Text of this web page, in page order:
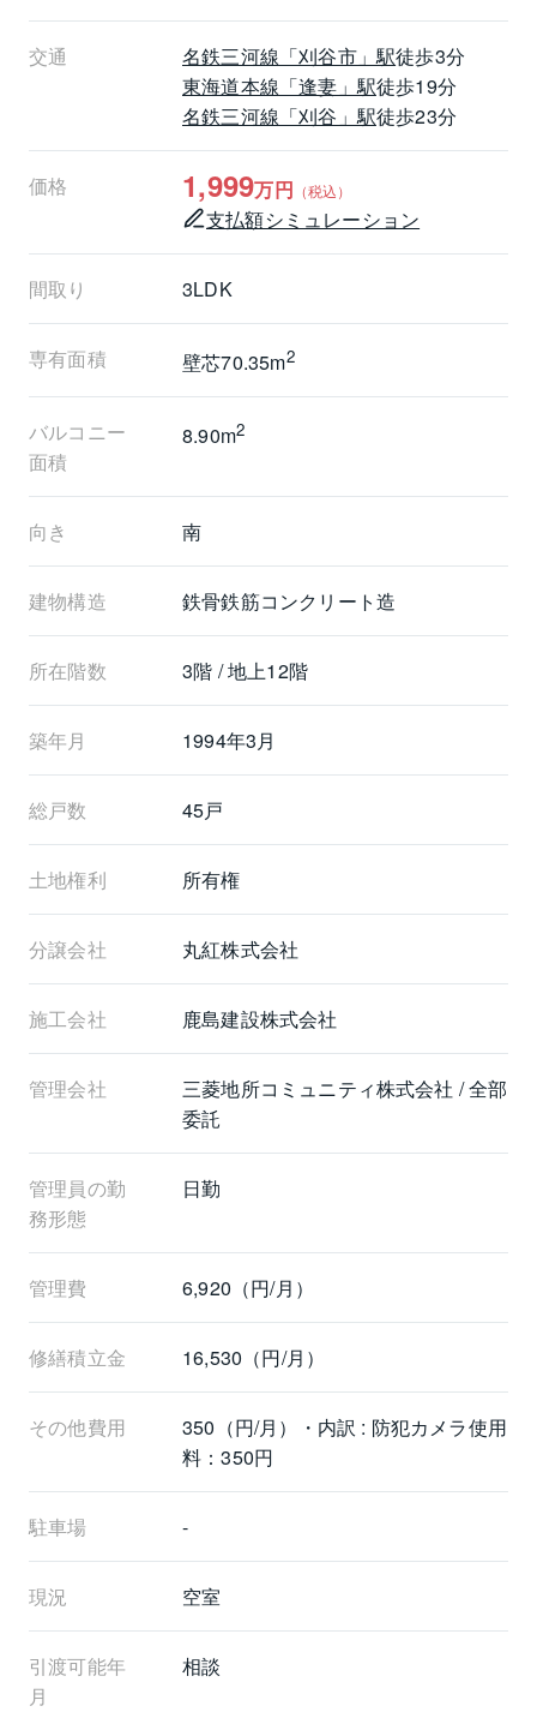
クッションフロア貼替え（トイレ）
・壁・天井：クロス貼替え
・ハウスクリーニング　他
～購入の資金計画も含め、お気軽にお問合せ下さい！
LINE WORKS導入しました！こちらからもお気軽にお
問合せください。
竹尾（https://works.do/R/ti/p/shota-takeo@livable）
交通 名鉄三河線 「刈谷市」駅徒歩3分
東海道本線 「逢妻」駅徒歩19分
名鉄三河線 「刈谷」駅徒歩23分
価格 1,999万円 （税込）
支払額シミュレーション
間取り 3LDK
専有面積 壁芯70.35m2
バルコニー
面積
8.90m2
向き 南
建物構造 鉄骨鉄筋コンクリート造
所在階数 3階 / 地上12階
築年月 1994年3月
総戸数 45戸
土地権利 所有権
分譲会社 丸紅株式会社
施工会社 鹿島建設株式会社
管理会社
三菱地所コミュニティ株式会社 / 全部
委託
管理員の勤
務形態
日勤
管理費 6,920（円/月）
修繕積立金 16,530（円/月）
その他費用
350（円/月）・内訳 : 防犯カメラ使用
料：350円
駐車場 -
現況 空室
引渡可能年
月
相談